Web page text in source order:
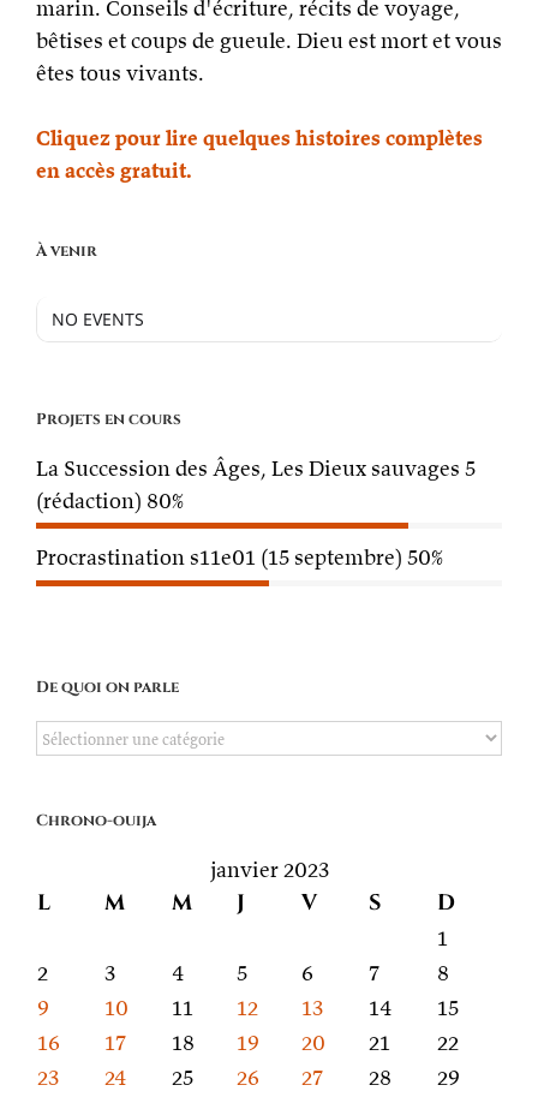
marin. Conseils d'écriture, récits de voyage,
bêtises et coups de gueule. Dieu est mort et vous
êtes tous vivants.
Cliquez pour lire quelques histoires complètes
en accès gratuit.
À venir
NO EVENTS
Projets en cours
La Succession des Âges, Les Dieux sauvages 5
(rédaction) 80%
Procrastination s11e01 (15 septembre) 50%
De quoi on parle
De
parle
Chrono-ouija
janvier 2023
L M M J V S D
1
2
3 4 5 6 7
8
9
10 11 12 13 14
15
16
17 18 19 20 21
22
23
24 25 26 27 28
29